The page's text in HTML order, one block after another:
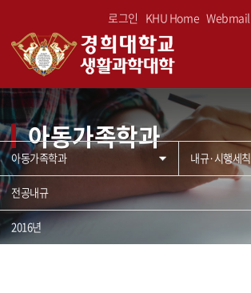
로그인 KHU Home Webmail
아동가족학과
아동가족학과 내규·시행세칙
전공내규
2016년